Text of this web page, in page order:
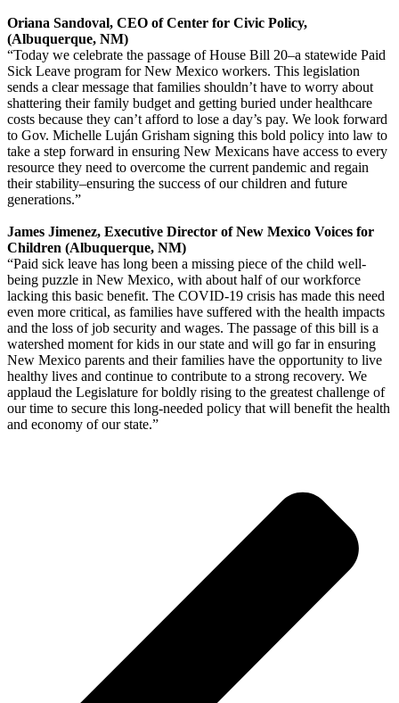
Oriana Sandoval, CEO of Center for Civic Policy,
(Albuquerque, NM)
“Today we celebrate the passage of House Bill 20–a statewide Paid
Sick Leave program for New Mexico workers. This legislation
sends a clear message that families shouldn’t have to worry about
shattering their family budget and getting buried under healthcare
costs because they can’t afford to lose a day’s pay. We look forward
to Gov. Michelle Luján Grisham signing this bold policy into law to
take a step forward in ensuring New Mexicans have access to every
resource they need to overcome the current pandemic and regain
their stability–ensuring the success of our children and future
generations.”
James Jimenez, Executive Director of New Mexico Voices for
Children (Albuquerque, NM)
“Paid sick leave has long been a missing piece of the child well-
being puzzle in New Mexico, with about half of our workforce
lacking this basic benefit. The COVID-19 crisis has made this need
even more critical, as families have suffered with the health impacts
and the loss of job security and wages. The passage of this bill is a
watershed moment for kids in our state and will go far in ensuring
New Mexico parents and their families have the opportunity to live
healthy lives and continue to contribute to a strong recovery. We
applaud the Legislature for boldly rising to the greatest challenge of
our time to secure this long-needed policy that will benefit the health
and economy of our state.”